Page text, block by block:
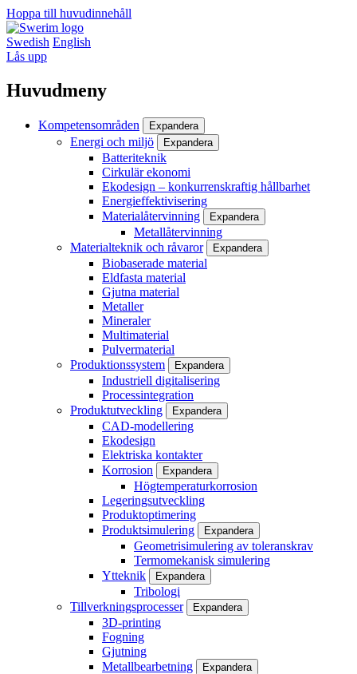
Hoppa till huvudinnehåll
Swedish English
Lås upp
Huvudmeny
Kompetensområden Expandera
Energi och miljö Expandera
Batteriteknik
Cirkulär ekonomi
Ekodesign – konkurrenskraftig hållbarhet
Energieffektivisering
Materialåtervinning
Expandera
Metallåtervinning
Materialteknik och råvaror
Expandera
Biobaserade material
Eldfasta material
Gjutna material
Metaller
Mineraler
Multimaterial
Pulvermaterial
Produktionssystem
Expandera
Industriell digitalisering
Processintegration
Produktutveckling
Expandera
CAD-modellering
Ekodesign
Elektriska kontakter
Korrosion
Expandera
Högtemperaturkorrosion
Legeringsutveckling
Produktoptimering
Produktsimulering
Expandera
Geometrisimulering av toleranskrav
Termomekanisk simulering
Ytteknik
Expandera
Tribologi
Tillverkningsprocesser
Expandera
3D-printing
Fogning
Gjutning
Metallbearbetning
Expandera